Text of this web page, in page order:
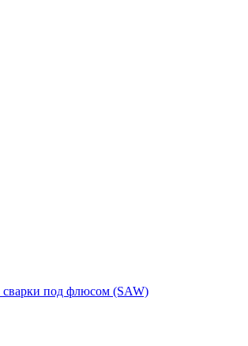
сварки под флюсом (SAW)